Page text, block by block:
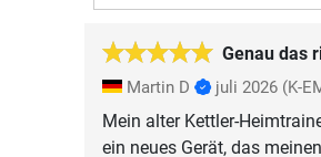
Genau das
Martin D juli 2026 (K-
Mein alter Kettler-
ein neues Gerät, das